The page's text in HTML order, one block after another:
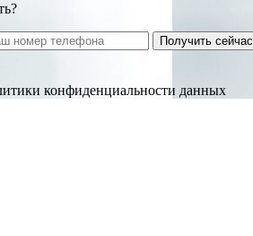
Получить сейчас
конфиденциальности данных